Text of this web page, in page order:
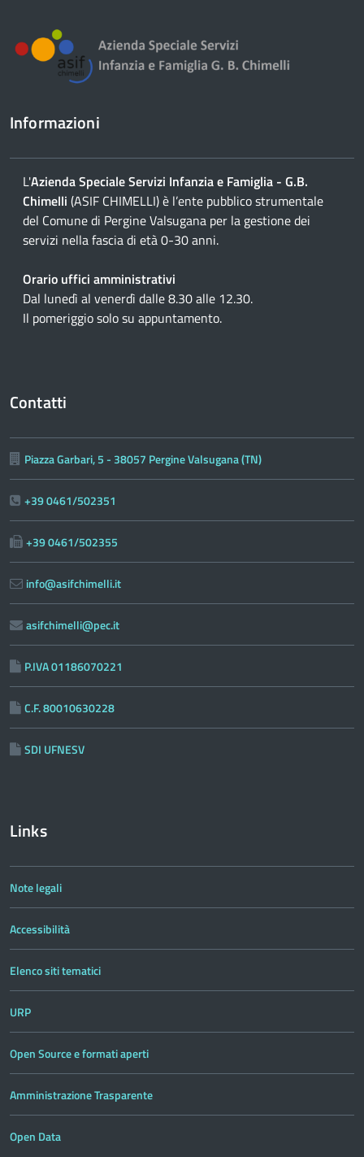
Informazioni
L'Azienda Speciale Servizi Infanzia e Famiglia - G.B.
Chimelli (ASIF CHIMELLI) è l’ente pubblico strumentale
del Comune di Pergine Valsugana per la gestione dei
servizi nella fascia di età 0-30 anni.
Orario uffici amministrativi
Dal lunedì al venerdì dalle 8.30 alle 12.30.
Il pomeriggio solo su appuntamento.
Contatti
Piazza Garbari, 5 - 38057 Pergine Valsugana (TN)
+39 0461/502351
+39 0461/502355
info@asifchimelli.it
asifchimelli@pec.it
P.IVA 01186070221
C.F. 80010630228
SDI UFNESV
Links
Note legali
Accessibilità
Elenco siti tematici
URP
Open Source e formati aperti
Amministrazione Trasparente
Open Data